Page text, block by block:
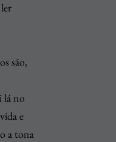
são,
lá no
e
a tona